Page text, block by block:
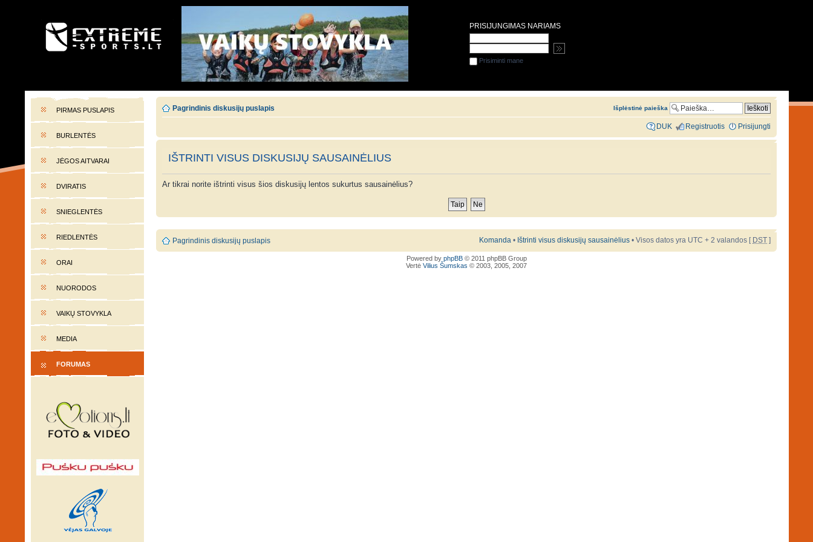
EXTREME-SPORTS.LT
PIRMAS PUSLAPIS
BURLENTĖS
JĖGOS AITVARAI
DVIRATIS
SNIEGLENTĖS
RIEDLENTĖS
ORAI
NUORODOS
VAIKŲ STOVYKLA
MEDIA
FORUMAS
Pagrindinis diskusijų puslapis Išplėstinė paieška
DUK Registruotis Prisijungti
IŠTRINTI VISUS DISKUSIJŲ SAUSAINĖLIUS
Ar tikrai norite ištrinti visus šios diskusijų lentos sukurtus sausainėlius?
Pagrindinis diskusijų puslapis Komanda • Ištrinti visus diskusijų sausainėlius • Visos datos yra UTC + 2 valandos [ DST ]
Powered by phpBB© 2011 phpBB Group
Vertė Vilius Šumskas © 2003, 2005, 2007
PRISIJUNGIMAS NARIAMS
Prisiminti mane